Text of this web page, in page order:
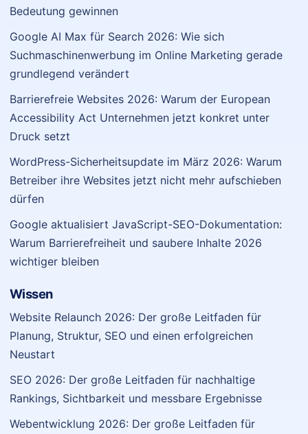
Bedeutung gewinnen
Google AI Max für Search 2026: Wie sich
Suchmaschinenwerbung im Online Marketing gerade
grundlegend verändert
Barrierefreie Websites 2026: Warum der European
Accessibility Act Unternehmen jetzt konkret unter
Druck setzt
WordPress-Sicherheitsupdate im März 2026: Warum
Betreiber ihre Websites jetzt nicht mehr aufschieben
dürfen
Google aktualisiert JavaScript-SEO-Dokumentation:
Warum Barrierefreiheit und saubere Inhalte 2026
wichtiger bleiben
Wissen
Website Relaunch 2026: Der große Leitfaden für
Planung, Struktur, SEO und einen erfolgreichen
Neustart
SEO 2026: Der große Leitfaden für nachhaltige
Rankings, Sichtbarkeit und messbare Ergebnisse
Webentwicklung 2026: Der große Leitfaden für